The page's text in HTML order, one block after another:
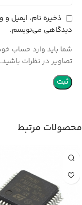
ذخیره نام، ایمیل و
دیدگاهی می‌نویسم.
شما باید وارد حساب
تصاویر در نظرات باشید.
محصولات مرتبط